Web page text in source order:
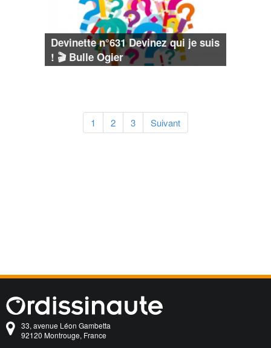
Devinette n°631 Devinez qui je suis
! 🎬 Bulle Ogier
1 2 3 Suivant
33, avenue Léon Gambetta
92120 Montrouge, France